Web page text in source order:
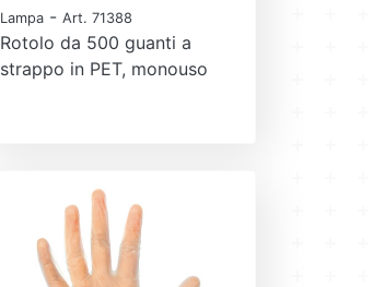
Lampa - Art. 71388
Rotolo da 500 guanti a
strappo in PET, monouso